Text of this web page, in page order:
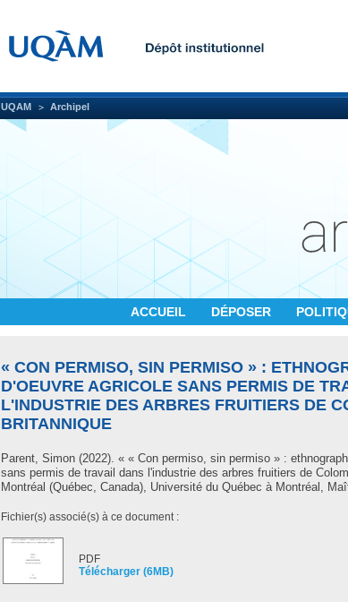
UQAM Archipel
ACCUEIL DÉPOSER
« CON PERMISO, SIN PERMISO » :
D'OEUVRE AGRICOLE SANS PERMIS DE
L'INDUSTRIE DES ARBRES FRUITIERS DE
BRITANNIQUE
Parent, Simon (2022). « « Con permiso, sin permiso » :
sans permis de travail dans l'industrie des arbres fruitiers de
Montréal (Québec, Canada), Université du Québec à Montréal,
Fichier(s) associé(s) à ce document :
PDF
Télécharger (6MB)